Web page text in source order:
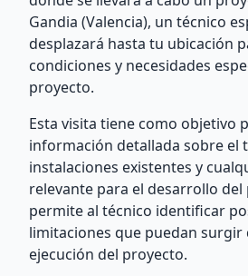
Gandia (Valencia), un técnico
desplazará hasta tu ubicación
condiciones y necesidades
proyecto.
Esta visita tiene como objetivo
información detallada sobre el
instalaciones existentes y
relevante para el desarrollo del
permite al técnico identificar
limitaciones que puedan surgir
ejecución del proyecto.